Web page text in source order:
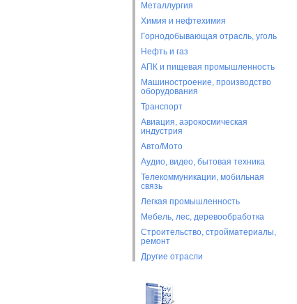
Металлургия
Химия и нефтехимия
Горнодобывающая отрасль, уголь
Нефть и газ
АПК и пищевая промышленность
Машиностроение, производство
оборудования
Транспорт
Авиация, аэрокосмическая
индустрия
Авто/Мото
Аудио, видео, бытовая техника
Телекоммуникации, мобильная
связь
Легкая промышленность
Мебель, лес, деревообработка
Строительство, стройматериалы,
ремонт
Другие отрасли